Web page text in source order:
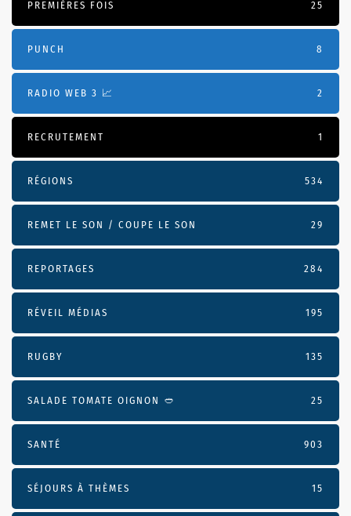
PREMIÈRES FOIS 25
PUNCH 8
RADIO WEB 3 📈 2
RECRUTEMENT 1
RÉGIONS 534
REMET LE SON / COUPE LE SON 29
REPORTAGES 284
RÉVEIL MÉDIAS 195
RUGBY 135
SALADE TOMATE OIGNON 🥙 25
SANTÉ 903
SÉJOURS À THÈMES 15